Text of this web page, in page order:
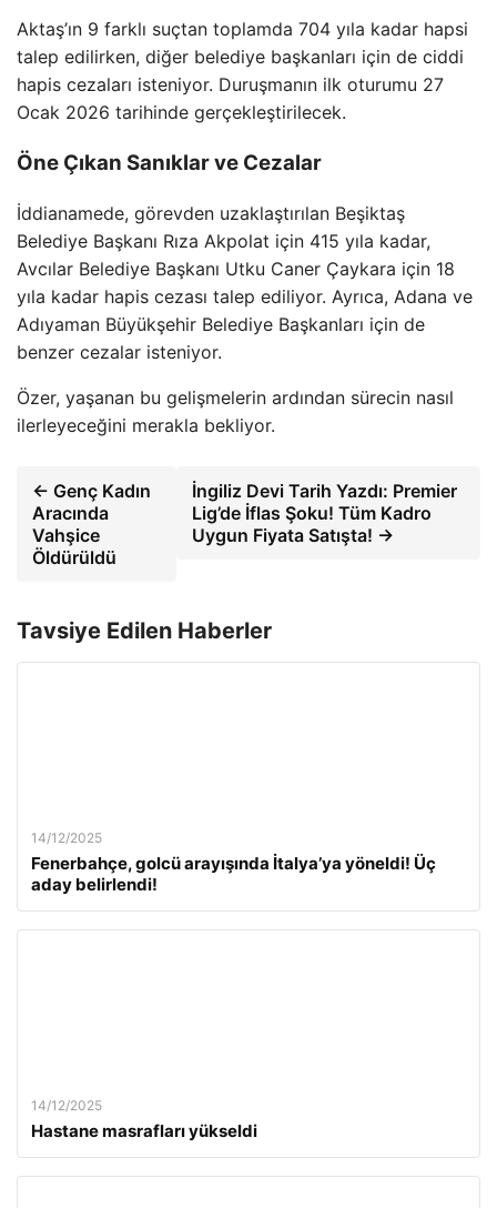
Aktaş’ın 9 farklı suçtan toplamda 704 yıla kadar hapsi
talep edilirken, diğer belediye başkanları için de ciddi
hapis cezaları isteniyor. Duruşmanın ilk oturumu 27
Ocak 2026 tarihinde gerçekleştirilecek.
Öne Çıkan Sanıklar ve Cezalar
İddianamede, görevden uzaklaştırılan Beşiktaş
Belediye Başkanı Rıza Akpolat için 415 yıla kadar,
Avcılar Belediye Başkanı Utku Caner Çaykara için 18
yıla kadar hapis cezası talep ediliyor. Ayrıca, Adana ve
Adıyaman Büyükşehir Belediye Başkanları için de
benzer cezalar isteniyor.
Özer, yaşanan bu gelişmelerin ardından sürecin nasıl
ilerleyeceğini merakla bekliyor.
← Genç Kadın
Aracında
Vahşice
Öldürüldü
İngiliz Devi Tarih Yazdı: Premier
Lig’de İflas Şoku! Tüm Kadro
Uygun Fiyata Satışta! →
Tavsiye Edilen Haberler
14/12/2025
Fenerbahçe, golcü arayışında İtalya’ya yöneldi! Üç
aday belirlendi!
14/12/2025
Hastane masrafları yükseldi